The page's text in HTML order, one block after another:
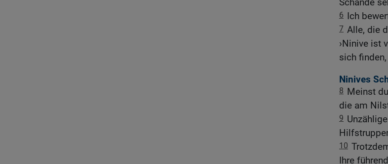
Schande
6 Ich
7 Alle, die
›Ninive ist
sich
Ninives
8 Meinst
die am
9
10
Ihre